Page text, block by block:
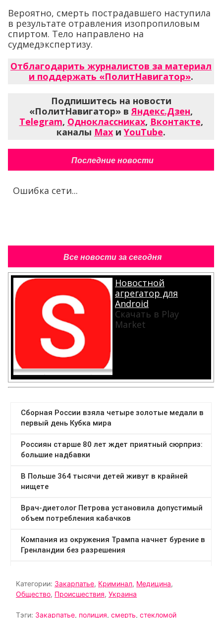
Вероятно, смерть пострадавшего наступила
в результате отравления изопропиловым
спиртом. Тело направлено на
судмедэкспертизу.
Отблагодарить журналистов за материал
и поддержать «ПолитНавигатор».
Подпишитесь на новости
«ПолитНавигатор» вЯндекс.Дзен,
Telegram, Одноклассниках, Вконтакте,
каналы Max и YouTube.
Последние новости
Ошибка сети...
Все новости за сегодня
Новостной
агрегатор для
Android
Скачать в Play
Market
Категории: Закарпатье, Криминал, Медицина,
Общество, Происшествия, Украина
Тэги: Закарпатье, полиция, смерть, стекломой